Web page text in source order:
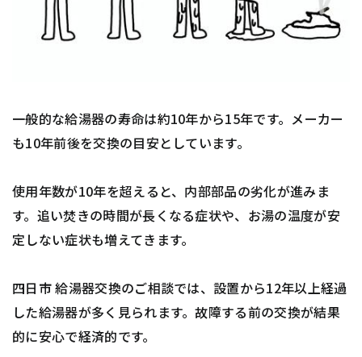
一般的な給湯器の寿命は約10年から15年です。メーカー
も10年前後を交換の目安としています。
使用年数が10年を超えると、内部部品の劣化が進みま
す。追い焚きの時間が長くなる症状や、お湯の温度が安
定しない症状も増えてきます。
四日市 給湯器交換のご相談では、設置から12年以上経過
した給湯器が多く見られます。故障する前の交換が結果
的に安心で経済的です。